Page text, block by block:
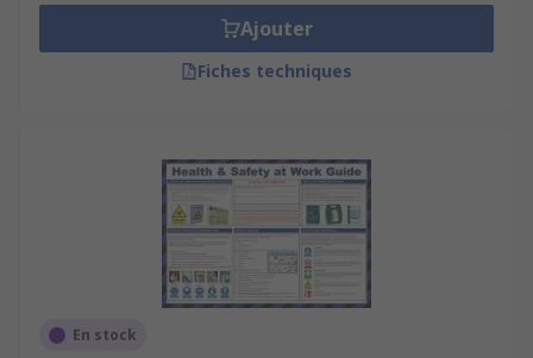
Ajouter
Fiches techniques
En stock